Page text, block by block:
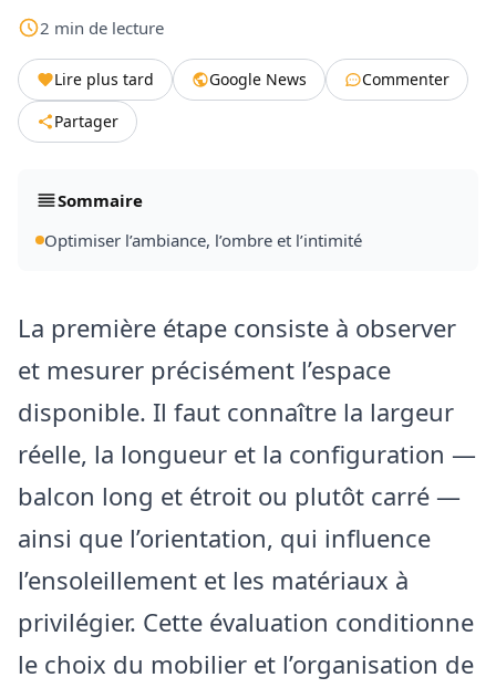
2 min de lecture
Lire plus tard Google News
Commenter
Partager
Sommaire
Optimiser l’ambiance, l’ombre et l’intimité
La première étape consiste à observer
et mesurer précisément l’espace
disponible. Il faut connaître la largeur
réelle, la longueur et la configuration —
balcon long et étroit ou plutôt carré —
ainsi que l’orientation, qui influence
l’ensoleillement et les matériaux à
privilégier. Cette évaluation conditionne
le choix du mobilier et l’organisation de